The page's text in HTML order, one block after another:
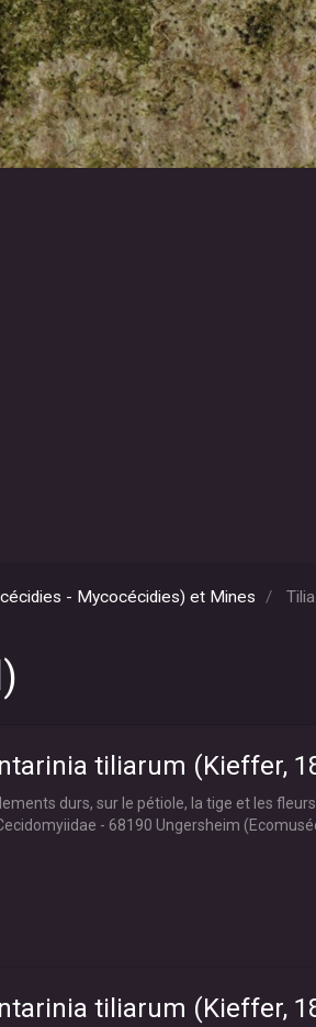
- Mycocécidies) et Mines
tiliarum (Kieffer,
durs, sur le pétiole, la tige et les
- 68190 Ungersheim
tiliarum (Kieffer,